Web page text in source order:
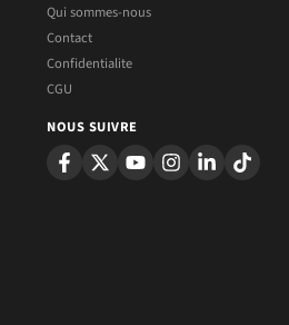
Qui sommes-nous
Contact
Confidentialite
CGU
NOUS SUIVRE